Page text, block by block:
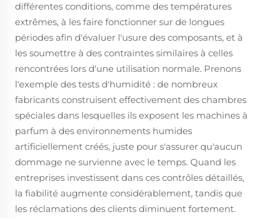
différentes conditions, comme des températures
extrêmes, à les faire fonctionner sur de longues
périodes afin d'évaluer l'usure des composants, et à
les soumettre à des contraintes similaires à celles
rencontrées lors d'une utilisation normale. Prenons
l'exemple des tests d'humidité : de nombreux
fabricants construisent effectivement des chambres
spéciales dans lesquelles ils exposent les machines à
parfum à des environnements humides
artificiellement créés, juste pour s'assurer qu'aucun
dommage ne survienne avec le temps. Quand les
entreprises investissent dans ces contrôles détaillés,
la fiabilité augmente considérablement, tandis que
les réclamations des clients diminuent fortement.